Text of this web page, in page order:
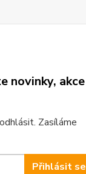
novinky, akce
Zasíláme
Přihlásit se